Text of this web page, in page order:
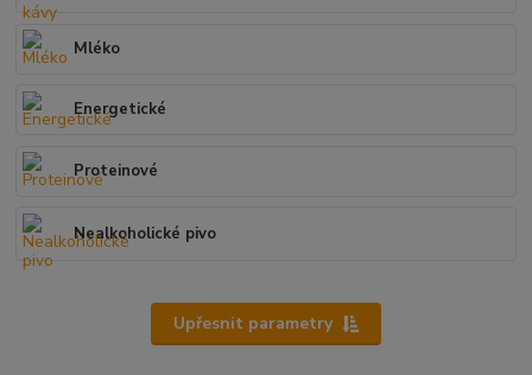
Mléko
Energetické
Proteinové
Nealkoholické pivo
Upřesnit parametry